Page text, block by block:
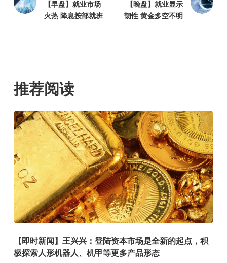
【早盘】就业市场
火热 降息按部就班
【晚盘】就业显示
韧性 黄金多空不明
推荐阅读
【即时新闻】王兴兴：登陆资本市场是全新的起点，积
极探索人形机器人、机甲等更多产品形态